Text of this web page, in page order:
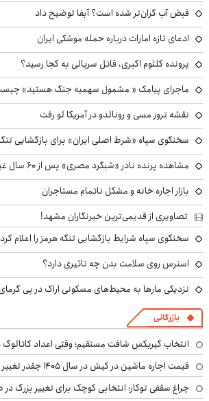
قبض آب گران‌تر شده است؟ آبفا توضیح داد
ادعای تازه امارات درباره حمله موشکی ایران
پرونده کلثوم اکبری، قاتل سریالی به کجا رسید؟
ماجرای پیامک « مشمول سهمیه جنگ هستید»
نقشه ترور مسی و رونالدو در آمریکا لو رفت
سخنگوی سپاه «شرط اصلی ایران» برای بازگشایی تنگه
مشاهده پرنده نادر «شبگرد مصری» پس از ۶۰ سال غیبت در نهاوند
بازار اجاره خانه و مشکل ناتمام مستاجران
تصاویری از قدیمی‌ترین خبرنگاران مشهد!
سخنگوی سپاه شرایط بازگشایی تنگه هرمز را اعلام کرد
استرس روی سلامت بدن چه تاثیری دارد؟
نزدیکی مارها به محیط‌های مسکونی اراک در پی
بازرگانی
انتخاب گیربکس شافت مستقیم؛ وقتی اعداد
قیمت اجاره ماشین در کیش در سال ۱۴۰۵ چقدر تغییر کرده است؟
چراغ سقفی توکار؛ انتخابی کوچک برای تغییر بزرگ